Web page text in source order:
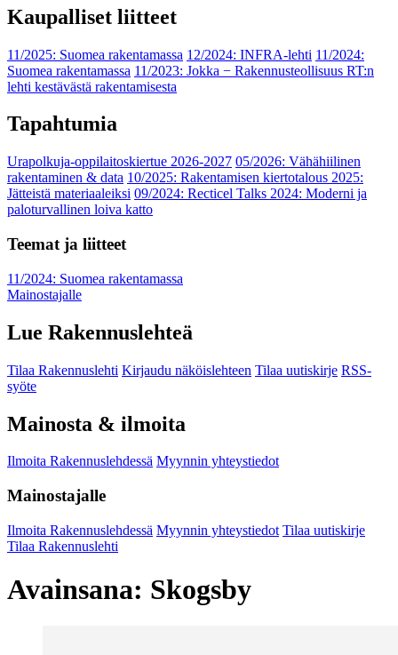
Kaupalliset liitteet
11/2025: Suomea rakentamassa 12/2024: INFRA-lehti 11/2024:
Suomea rakentamassa 11/2023: Jokka − Rakennusteollisuus RT:n
lehti kestävästä rakentamisesta
Tapahtumia
Urapolkuja-oppilaitoskiertue 2026-2027 05/2026: Vähähiilinen
rakentaminen & data 10/2025: Rakentamisen kiertotalous 2025:
Jätteistä materiaaleiksi 09/2024: Recticel Talks 2024: Moderni ja
paloturvallinen loiva katto
Teemat ja liitteet
11/2024: Suomea rakentamassa
Mainostajalle
Lue Rakennuslehteä
Tilaa Rakennuslehti Kirjaudu näköislehteen Tilaa uutiskirje RSS-
syöte
Mainosta & ilmoita
Ilmoita Rakennuslehdessä Myynnin yhteystiedot
Mainostajalle
Ilmoita Rakennuslehdessä Myynnin yhteystiedot Tilaa uutiskirje
Tilaa Rakennuslehti
Avainsana: Skogsby